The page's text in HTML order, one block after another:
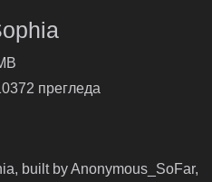
прегледа
built by Anonymous_SoFar,